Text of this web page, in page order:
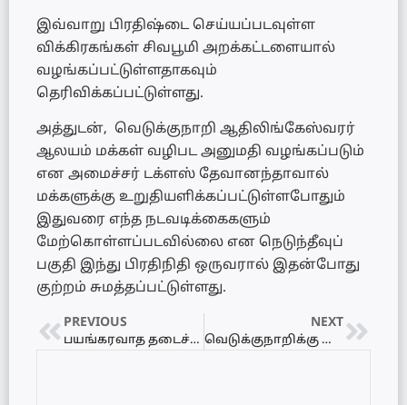
இவ்வாறு பிரதிஷ்டை செய்யப்படவுள்ள
விக்கிரகங்கள் சிவபூமி அறக்கட்டளையால்
வழங்கப்பட்டுள்ளதாகவும்
தெரிவிக்கப்பட்டுள்ளது.
அத்துடன், வெடுக்குநாறி ஆதிலிங்கேஸ்வரர்
ஆலயம் மக்கள் வழிபட அனுமதி வழங்கப்படும்
என அமைச்சர் டக்ளஸ் தேவானந்தாவால்
மக்களுக்கு உறுதியளிக்கப்பட்டுள்ளபோதும்
இதுவரை எந்த நடவடிக்கைகளும்
மேற்கொள்ளப்படவில்லை என நெடுந்தீவுப்
பகுதி இந்து பிரதிநிதி ஒருவரால் இதன்போது
குற்றம் சுமத்தப்பட்டுள்ளது.
PREVIOUS
பயங்கரவாத தடைச்சட்டத்துக்கு பதிலாக புதிய சட்டம்
NEXT
வெடுக்குநாறிக்கு சிவபூமியால் 7இலட்சம் ரூபா செலவில் சிலைகளும் அன்பளிப்பு